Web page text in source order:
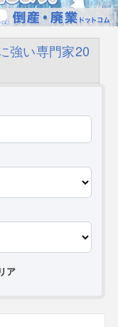
強い専門家20
ア